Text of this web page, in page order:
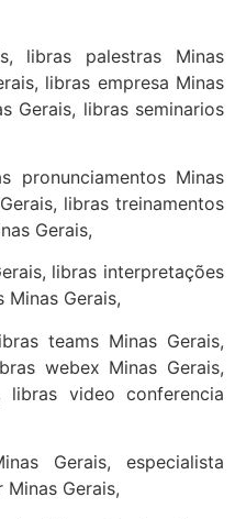
libras palestras Minas
libras empresa Minas
Gerais, libras seminarios
pronunciamentos Minas
libras treinamentos
Gerais,
libras interpretações
Minas Gerais,
teams Minas Gerais,
webex Minas Gerais,
libras video conferencia
Gerais, especialista
Gerais,